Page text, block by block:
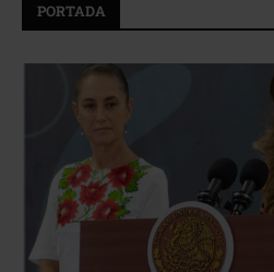
PORTADA